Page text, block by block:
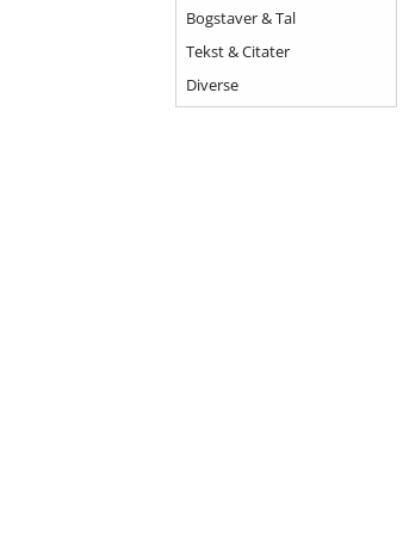
Bogstaver & Tal
Tekst & Citater
Diverse